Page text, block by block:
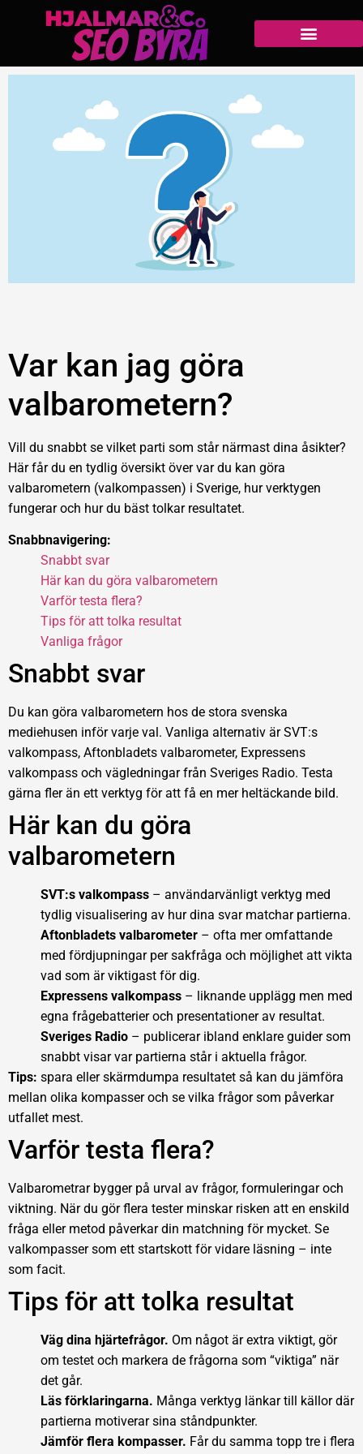
Var kan jag göra
valbarometern?
Vill du snabbt se vilket parti som står närmast dina åsikter?
Här får du en tydlig översikt över var du kan göra
valbarometern (valkompassen) i Sverige, hur verktygen
fungerar och hur du bäst tolkar resultatet.
Snabbnavigering:
Snabbt svar
Här kan du göra valbarometern
Varför testa flera?
Tips för att tolka resultat
Vanliga frågor
Snabbt svar
Du kan göra valbarometern hos de stora svenska
mediehusen inför varje val. Vanliga alternativ är SVT:s
valkompass, Aftonbladets valbarometer, Expressens
valkompass och vägledningar från Sveriges Radio. Testa
gärna fler än ett verktyg för att få en mer heltäckande bild.
Här kan du göra
valbarometern
SVT:s valkompass – användarvänligt verktyg med
tydlig visualisering av hur dina svar matchar partierna.
Aftonbladets valbarometer – ofta mer omfattande
med fördjupningar per sakfråga och möjlighet att vikta
vad som är viktigast för dig.
Expressens valkompass – liknande upplägg men med
egna frågebatterier och presentationer av resultat.
Sveriges Radio – publicerar ibland enklare guider som
snabbt visar var partierna står i aktuella frågor.
Tips: spara eller skärmdumpa resultatet så kan du jämföra
mellan olika kompasser och se vilka frågor som påverkar
utfallet mest.
Varför testa flera?
Valbarometrar bygger på urval av frågor, formuleringar och
viktning. När du gör flera tester minskar risken att en enskild
fråga eller metod påverkar din matchning för mycket. Se
valkompasser som ett startskott för vidare läsning – inte
som facit.
Tips för att tolka resultat
Väg dina hjärtefrågor. Om något är extra viktigt, gör
om testet och markera de frågorna som “viktiga” när
det går.
Läs förklaringarna. Många verktyg länkar till källor där
partierna motiverar sina ståndpunkter.
Jämför flera kompasser. Får du samma topp tre i flera